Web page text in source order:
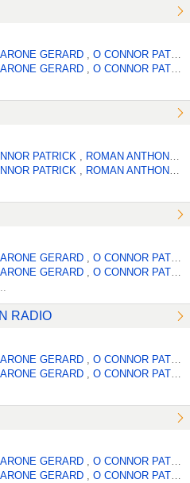
GERARD
O CONNOR PATRICK
GERARD O CONNOR PATRICK
PATRICK ROMAN ANTHONY
PATRICK ROMAN ANTHONY
GERARD
O CONNOR PATRICK
GERARD O CONNOR PATRICK
RADIO
GERARD
O CONNOR PATRICK
GERARD O CONNOR PATRICK
GERARD
O CONNOR PATRICK
GERARD O CONNOR PATRICK